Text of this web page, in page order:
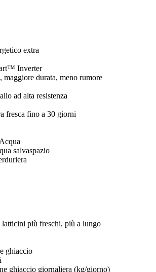
extra
Inverter
maggiore durata, meno rumore
ad alta resistenza
fresca fino a 30 giorni
salvaspazio
latticini più freschi, più a lungo
ghiaccio
ghiaccio giornaliera (kg/giorno)